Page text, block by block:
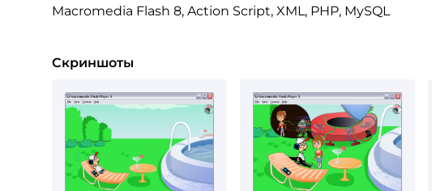
Macromedia Flash 8, Action Script, XML, PHP, MySQL
Скриншоты